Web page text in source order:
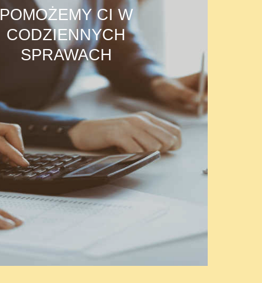
POMOŻEMY CI W
CODZIENNYCH
SPRAWACH